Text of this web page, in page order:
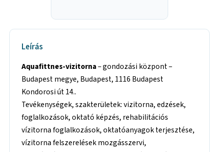
Leírás
Aquafittnes-vizitorna– gondozási központ –
Budapest megye, Budapest, 1116 Budapest
Kondorosi út 14..
Tevékenységek, szakterületek: vizitorna, edzések,
foglalkozások, oktató képzés, rehabilitációs
vízitorna foglalkozások, oktatóanyagok terjesztése,
vízitorna felszerelések mozgásszervi,